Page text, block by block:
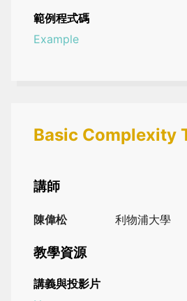
範例程式碼
Example
Basic Complexity
講師
陳偉松 利物浦大學
教學資源
講義與投影片